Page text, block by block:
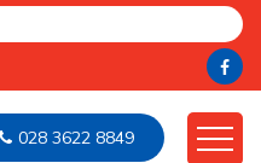
028 3622 8849